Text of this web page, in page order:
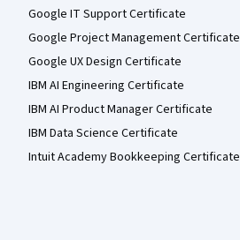
Google IT Support Certificate
Google Project Management Certificate
Google UX Design Certificate
IBM AI Engineering Certificate
IBM AI Product Manager Certificate
IBM Data Science Certificate
Intuit Academy Bookkeeping Certificate